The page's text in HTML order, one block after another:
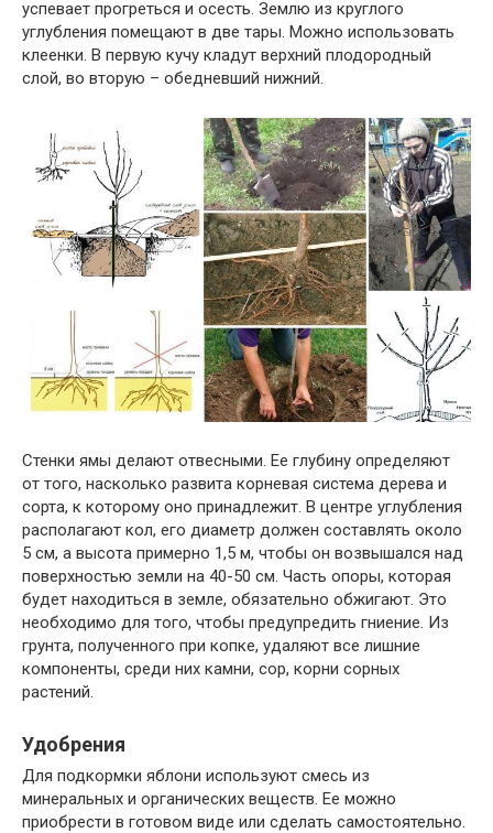
успевает прогреться и осесть. Землю из круглого
углубления помещают в две тары. Можно использовать
клеенки. В первую кучу кладут верхний плодородный
слой, во вторую – обедневший нижний.
Стенки ямы делают отвесными. Ее глубину определяют
от того, насколько развита корневая система дерева и
сорта, к которому оно принадлежит. В центре углубления
располагают кол, его диаметр должен составлять около
5 см, а высота примерно 1,5 м, чтобы он возвышался над
поверхностью земли на 40-50 см. Часть опоры, которая
будет находиться в земле, обязательно обжигают. Это
необходимо для того, чтобы предупредить гниение. Из
грунта, полученного при копке, удаляют все лишние
компоненты, среди них камни, сор, корни сорных
растений.
Удобрения
Для подкормки яблони используют смесь из
минеральных и органических веществ. Ее можно
приобрести в готовом виде или сделать самостоятельно.